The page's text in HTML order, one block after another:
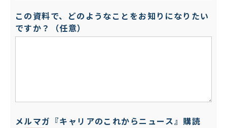
この資料で、どのようなことをお知りになりたい
ですか？（任意）
メルマガ『キャリアのこれからニュース』購読